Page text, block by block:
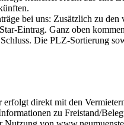
bei uns: Zusätzlich zu
Eintrag. Ganz oben
Die PLZ-Sortierung
direkt mit den
zu Freistand/